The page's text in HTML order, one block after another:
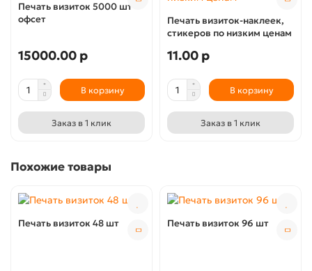
Печать визиток 5000 шт
офсет
15000.00 р
В корзину
Заказ в 1 клик
Печать визиток-наклеек,
стикеров по низким ценам
11.00 р
В корзину
Заказ в 1 клик
Похожие товары
Печать визиток 48 шт Печать визиток 96 шт